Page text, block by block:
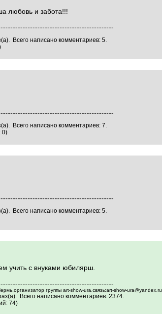
любовь и забота!!!
Всего написано комментариев: 5.
Всего написано комментариев: 7.
0)
Всего написано комментариев: 5.
учить с внуками юбилярш.
группы art-show-ura,связь:art-show-ura@yandex.ru
Всего написано комментариев: 2374.
74)